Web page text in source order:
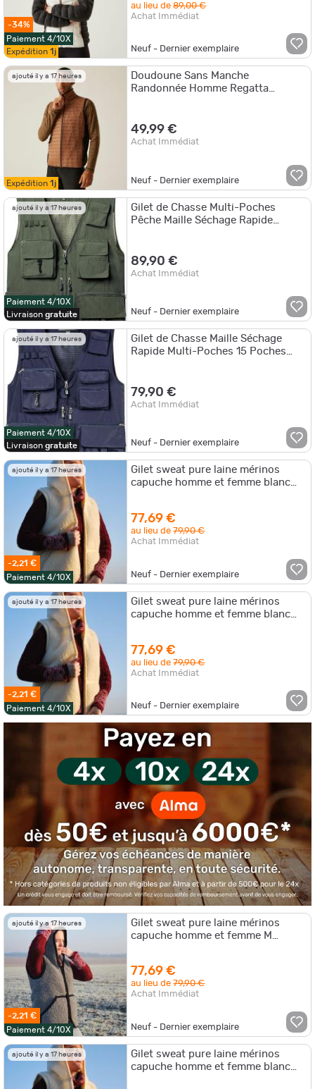
-34%
Paiement 4/10X
Expédition 1j
au lieu de89,00 €
Achat Immédiat
Neuf - Dernier exemplaire
ajouté il y a 17 heures
Expédition 1j
Doudoune Sans Manche
Randonnée Homme Regatta
49,99 €
Achat Immédiat
Neuf - Dernier exemplaire
ajouté il y a 17 heures
Paiement 4/10X
Livraison gratuite
Gilet de Chasse Multi-Poches
Pêche Maille Séchage Rapide
89,90 €
Achat Immédiat
Neuf - Dernier exemplaire
ajouté il y a 17 heures
Paiement 4/10X
Livraison gratuite
Gilet de Chasse Maille Séchage
Rapide Multi-Poches 15 Poches
79,90 €
Achat Immédiat
Neuf - Dernier exemplaire
ajouté il y a 17 heures
-2,21 €
Paiement 4/10X
Gilet sweat pure laine mérinos
capuche homme et femme blanc
77,69 €
au lieu de79,90 €
Achat Immédiat
Neuf - Dernier exemplaire
ajouté il y a 17 heures
-2,21 €
Paiement 4/10X
Gilet sweat pure laine mérinos
capuche homme et femme blanc
77,69 €
au lieu de79,90 €
Achat Immédiat
Neuf - Dernier exemplaire
ajouté il y a 17 heures
-2,21 €
Paiement 4/10X
Gilet sweat pure laine mérinos
capuche homme et femme M
77,69 €
au lieu de79,90 €
Achat Immédiat
Neuf - Dernier exemplaire
ajouté il y a 17 heures
Gilet sweat pure laine mérinos
capuche homme et femme blanc